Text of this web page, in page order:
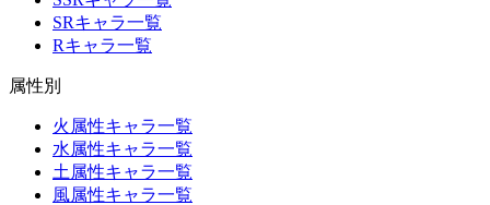
SRキャラ一覧
Rキャラ一覧
属性別
火属性キャラ一覧
水属性キャラ一覧
土属性キャラ一覧
風属性キャラ一覧